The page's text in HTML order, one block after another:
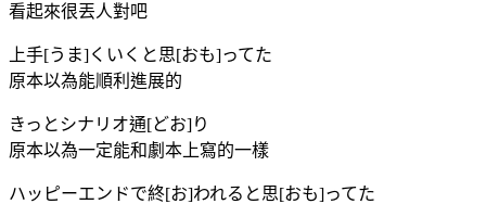
看起來很丟人對吧
上手[うま]くいくと思[おも]ってた
原本以為能順利進展的
きっとシナリオ通[どお]り
原本以為一定能和劇本上寫的一樣
ハッピーエンドで終[お]われると思[おも]ってた